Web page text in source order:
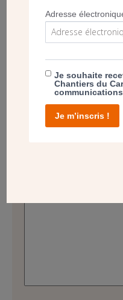
Votre question
Un projet
Adresse
Je souhaite
Chantiers du
Je m’inscris !